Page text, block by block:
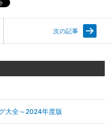
次の記事
大全～2024年度版